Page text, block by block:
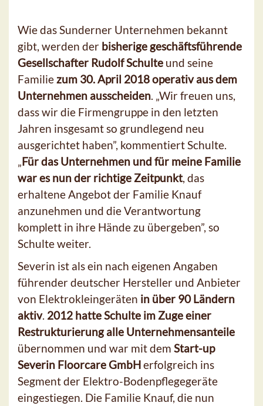
Wie das Sunderner Unternehmen bekannt
gibt, werden der bisherige geschäftsführende
Gesellschafter Rudolf Schulte und seine
Familie zum 30. April 2018 operativ aus dem
Unternehmen ausscheiden . „Wir freuen uns,
dass wir die Firmengruppe in den letzten
Jahren insgesamt so grundlegend neu
ausgerichtet haben”, kommentiert Schulte.
„Für das Unternehmen und für meine Familie
war es nun der richtige Zeitpunkt, das
erhaltene Angebot der Familie Knauf
anzunehmen und die Verantwortung
komplett in ihre Hände zu übergeben”, so
Schulte weiter.
Severin ist als ein nach eigenen Angaben
führender deutscher Hersteller und Anbieter
von Elektrokleingeräten in über 90 Ländern
aktiv. 2012 hatte Schulte im Zuge einer
Restrukturierung alle Unternehmensanteile
übernommen und war mit dem Start-up
Severin Floorcare GmbHerfolgreich ins
Segment der Elektro-Bodenpflegegeräte
eingestiegen. Die Familie Knauf, die nun